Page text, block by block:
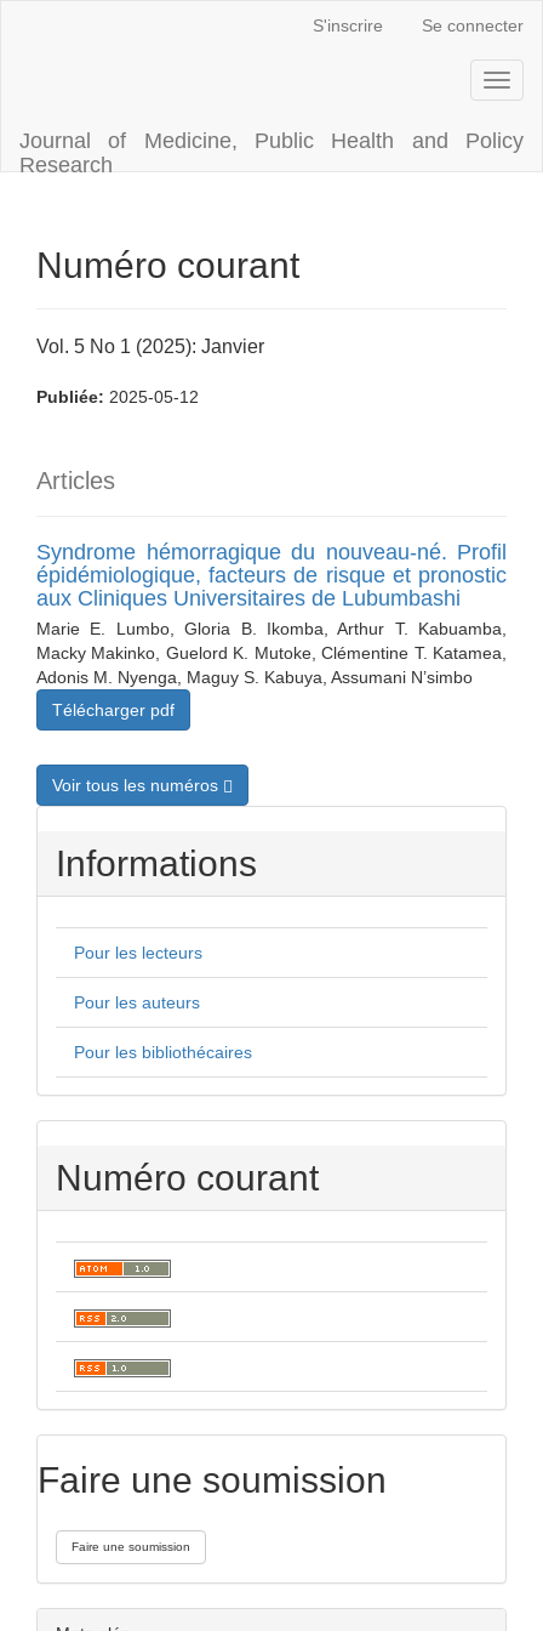
latérale
S'inscrire Se connecter
Journal of Medicine, Public Health and Policy
Research
Numéro courant
Vol. 5 No 1 (2025): Janvier
Publiée: 2025-05-12
Articles
Syndrome hémorragique du nouveau-né. Profil
épidémiologique, facteurs de risque et pronostic
aux Cliniques Universitaires de Lubumbashi
Marie E. Lumbo, Gloria B. Ikomba, Arthur T. Kabuamba,
Macky Makinko, Guelord K. Mutoke, Clémentine T. Katamea,
Adonis M. Nyenga, Maguy S. Kabuya, Assumani N’simbo
Télécharger pdf
Voir tous les numéros
Informations
Pour les lecteurs
Pour les auteurs
Pour les bibliothécaires
Numéro courant
Faire une soumission
Faire une soumission